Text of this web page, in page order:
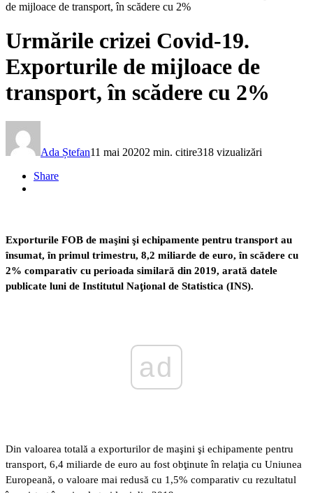
de mijloace de transport, în scădere cu 2%
Urmările crizei Covid-19.
Exporturile de mijloace de
transport, în scădere cu 2%
Ada Ștefan11 mai 20202 min. citire318 vizualizări
Share
Exporturile FOB de maşini şi echipamente pentru transport au
însumat, în primul trimestru, 8,2 miliarde de euro, în scădere cu
2% comparativ cu perioada similară din 2019, arată datele
publicate luni de Institutul Naţional de Statistica (INS).
ad
Din valoarea totală a exporturilor de maşini şi echipamente pentru
transport, 6,4 miliarde de euro au fost obţinute în relaţia cu Uniunea
Europeană, o valoare mai redusă cu 1,5% comparativ cu rezultatul